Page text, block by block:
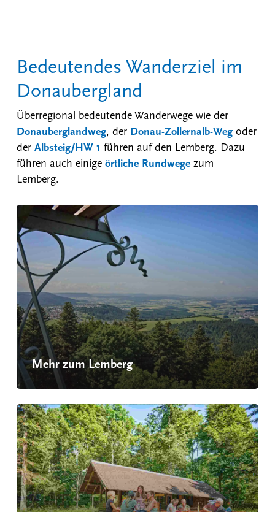
Bedeutendes Wanderziel im
Donaubergland
Überregional bedeutende Wanderwege wie der
Donauberglandweg, der Donau-Zollernalb-Wegoder
der Albsteig/HW 1 führen auf den Lemberg. Dazu
führen auch einige örtliche Rundwegezum
Lemberg.
Mehr zum Lemberg